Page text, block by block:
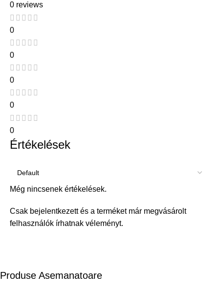
0 reviews
0
0
0
0
0
Értékelések
Még nincsenek értékelések.
Csak bejelentkezett és a terméket már megvásárolt
felhasználók írhatnak véleményt.
Produse Asemanatoare